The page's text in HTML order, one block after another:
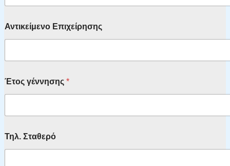
Αντικείμενο Επιχείρησης
Έτος γέννησης *
Τηλ. Σταθερό